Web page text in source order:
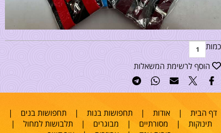
כמות
הוסף לרשימת המשאלות
דף הבית |אודות | תחפושות בנות | תחפושות בנים |
תינוקות | מסורתיים | מבוגרים | תלבושות למחול |